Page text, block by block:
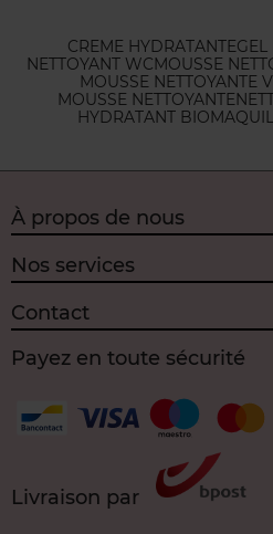
CREME HYDRATANTEGEL
NETTOYANT WCMOUSSE
MOUSSE NETTOYANTE
MOUSSE NETTOYANTE
HYDRATANT BIO
À propos de nous
Nos services
Contact
Payez en toute sécurité
Livraison par